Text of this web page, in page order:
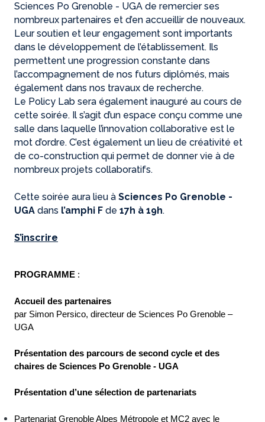
Sciences Po Grenoble - UGA de remercier ses
nombreux partenaires et d’en accueillir de nouveaux.
Leur soutien et leur engagement sont importants
dans le développement de l’établissement. Ils
permettent une progression constante dans
l’accompagnement de nos futurs diplômés, mais
également dans nos travaux de recherche.
Le Policy Lab sera également inauguré au cours de
cette soirée. Il s’agit d’un espace conçu comme une
salle dans laquelle l’innovation collaborative est le
mot d’ordre. C’est également un lieu de créativité et
de co-construction qui permet de donner vie à de
nombreux projets collaboratifs.
Cette soirée aura lieu à Sciences Po Grenoble -
UGA dans l’amphi F de 17h à 19h.
S’inscrire
PROGRAMME :
Accueil des partenaires
par Simon Persico, directeur de Sciences Po Grenoble –
UGA
Présentation des parcours de second cycle et des
chaires de Sciences Po Grenoble - UGA
Présentation d’une sélection de partenariats
Partenariat Grenoble Alpes Métropole et MC2 avec le